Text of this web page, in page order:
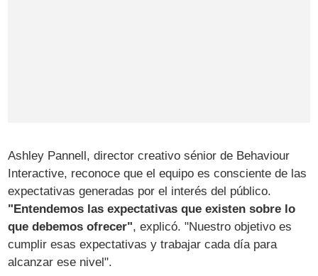
Ashley Pannell, director creativo sénior de Behaviour
Interactive, reconoce que el equipo es consciente de las
expectativas generadas por el interés del público.
"Entendemos las expectativas que existen sobre lo
que debemos ofrecer", explicó. "Nuestro objetivo es
cumplir esas expectativas y trabajar cada día para
alcanzar ese nivel".